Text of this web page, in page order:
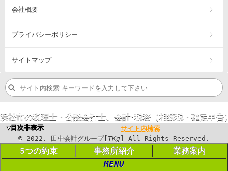
▼目次非表示
サイト内検索
© 2022 . 田中会計グループ[ TKg ] All Rights Reserved.
5つの約束 事務所紹介
業務案内
MENU
会社概要
プライバシーポリシー
サイトマップ
浜松市の税理士・公認会計士、会計･税務（相続税・確定申
営業エリア：
・浜松市浜名区・浜松市
2023. 田中会計グループ[TKg ] All Rights
Reserved.